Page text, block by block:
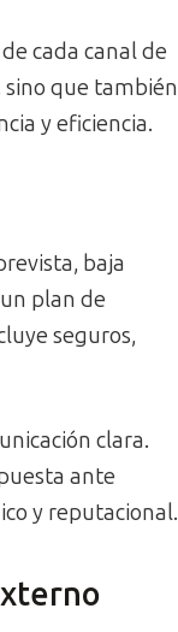
cada canal de
sino que también
y eficiencia.
baja
plan de
seguros,
clara.
ante
y reputacional.